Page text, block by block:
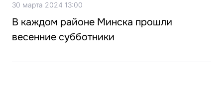
30 марта 2024 13:00
В каждом районе Минска прошли
весенние субботники